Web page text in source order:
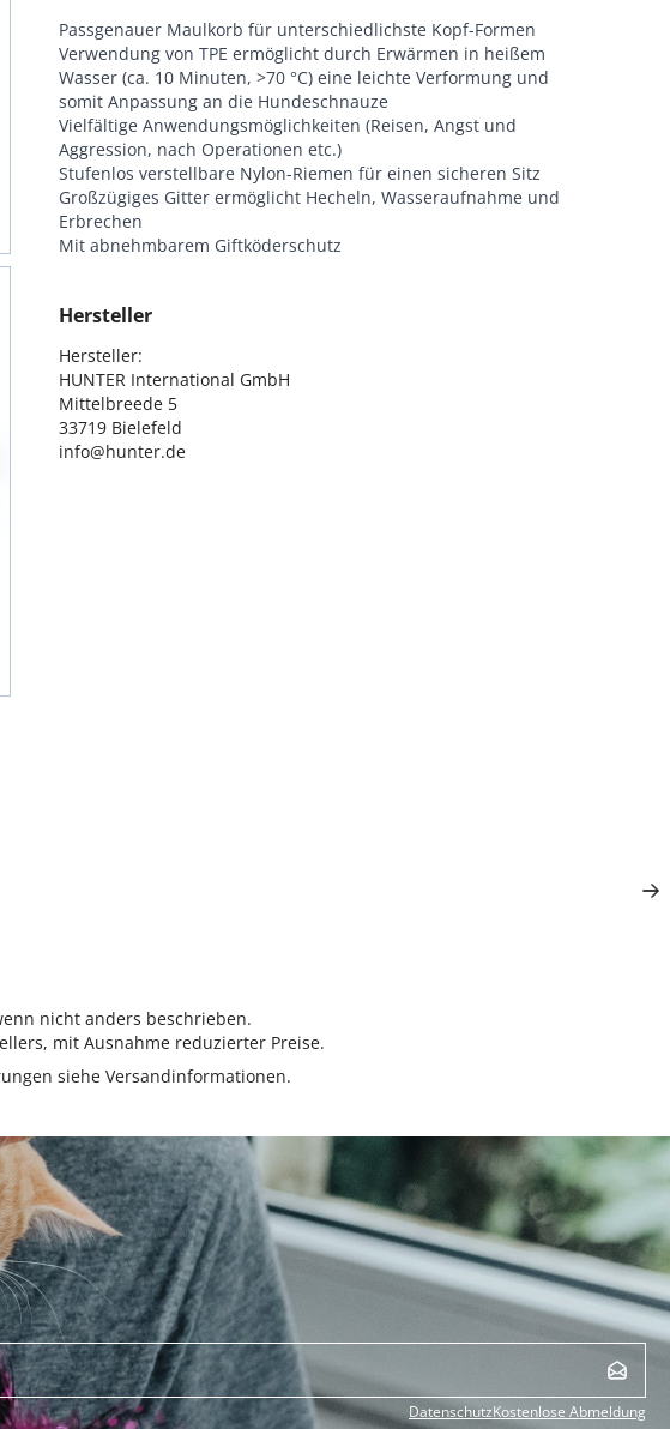
Passgenauer Maulkorb für unterschiedlichste Kopf-Formen
Verwendung von TPE ermöglicht durch Erwärmen in heißem
Wasser (ca. 10 Minuten, >70 °C) eine leichte Verformung und
somit Anpassung an die Hundeschnauze
Vielfältige Anwendungsmöglichkeiten (Reisen, Angst und
Aggression, nach Operationen etc.)
Stufenlos verstellbare Nylon-Riemen für einen sicheren Sitz
Großzügiges Gitter ermöglicht Hecheln, Wasseraufnahme und
Erbrechen
Mit abnehmbarem Giftköderschutz
Hersteller
Hersteller:
HUNTER International GmbH
Mittelbreede 5
33719 Bielefeld
info@hunter.de
nicht anders beschrieben.
mit Ausnahme reduzierter Preise.
siehe Versandinformationen.
DatenschutzKostenlose Abmeldung